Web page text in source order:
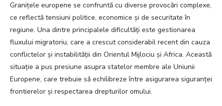
Granițele europene se confruntă cu diverse provocări complexe,
ce reflectă tensiuni politice, economice și de securitate în
regiune. Una dintre principalele dificultăți este gestionarea
fluxului migratoriu, care a crescut considerabil recent din cauza
conflictelor și instabilității din Orientul Mijlociu și Africa. Această
situație a pus presiune asupra statelor membre ale Uniunii
Europene, care trebuie să echilibreze între asigurarea siguranței
frontierelor și respectarea drepturilor omului.